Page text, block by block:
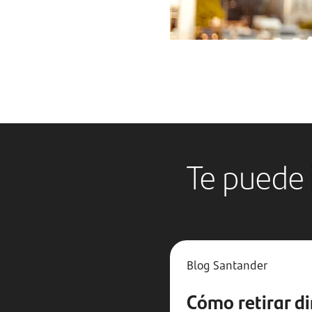
Te
Blog Santander
Cómo retirar